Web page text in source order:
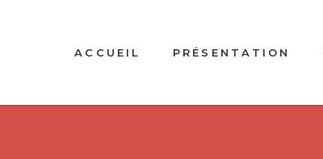
ACCUEIL PRÉSENTATION